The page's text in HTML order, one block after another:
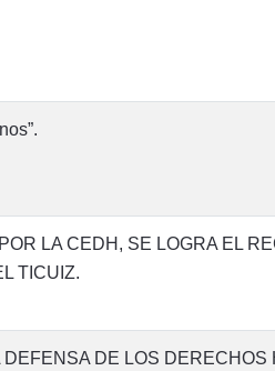
LA CEDH, SE LOGRA EL
TICUIZ.
DE LOS DERECHOS